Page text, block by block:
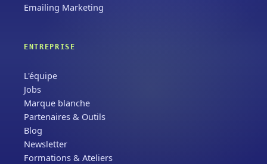
Emailing Marketing
ENTREPRISE
L'équipe
Jobs
Marque blanche
Partenaires & Outils
Blog
Newsletter
Formations & Ateliers